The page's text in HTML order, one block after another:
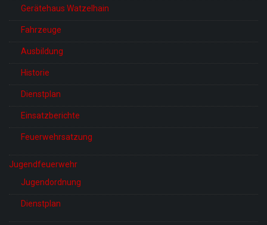
Gerätehaus Watzelhain
Fahrzeuge
Ausbildung
Historie
Dienstplan
Einsatzberichte
Feuerwehrsatzung
Jugendfeuerwehr
Jugendordnung
Dienstplan